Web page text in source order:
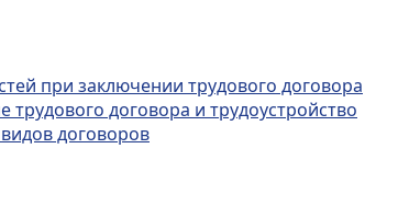
при заключении трудового договора
договора и трудоустройство
договоров